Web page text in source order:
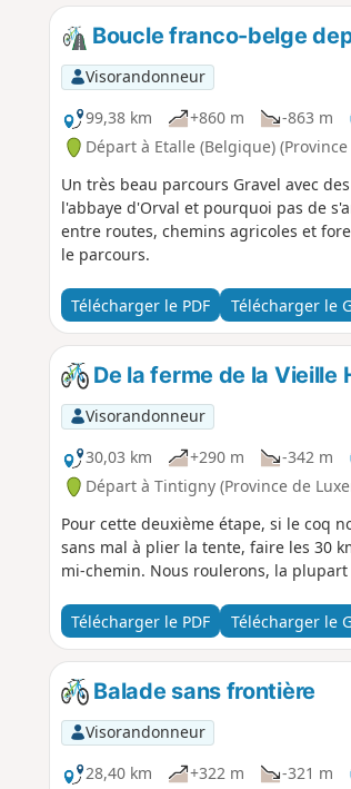
Boucle franco-belge
Visorandonneur
99,38 km
+860 m -863 m
Départ à Etalle (Belgique)
Un très beau parcours Gravel avec
l'abbaye d'Orval et pourquoi pas de
entre routes, chemins agricoles et
le parcours.
Télécharger le PDF Télécharger le
De la ferme de la Vieille
Visorandonneur
30,03 km
+290 m -342 m
Départ à Tintigny (Province de
Pour cette deuxième étape, si le coq
sans mal à plier la tente, faire les 30
mi-chemin. Nous roulerons, la
Télécharger le PDF Télécharger le
Balade sans frontière
Visorandonneur
28,40 km
+322 m -321 m